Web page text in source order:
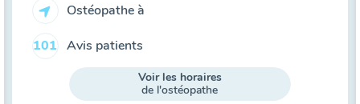
Ostéopathe à
101 Avis patients
Voir les horaires
de l'ostéopathe